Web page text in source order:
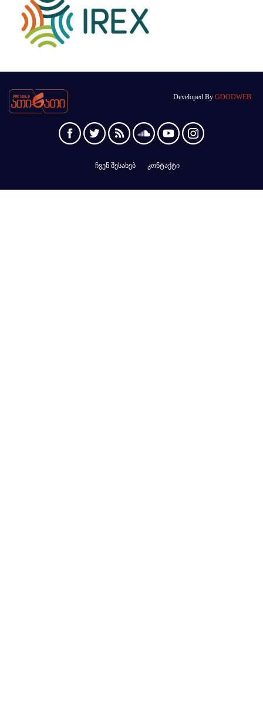
Developed By GOODWEB
ჩვენ შესახებ კონტაქტი